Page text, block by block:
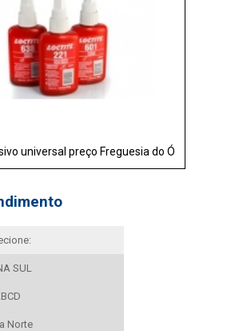
universal preço Freguesia do Ó
SUL
Norte